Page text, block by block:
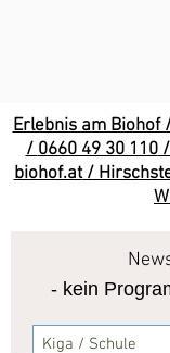
Erlebnis am Biohof
/0660 49 30 110
biohof.at/
- kein